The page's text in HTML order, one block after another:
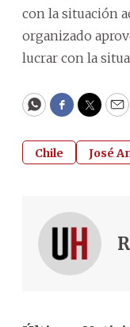
con la situación
organizado
lucrar con la
WhatsApp
Facebook
Chile José